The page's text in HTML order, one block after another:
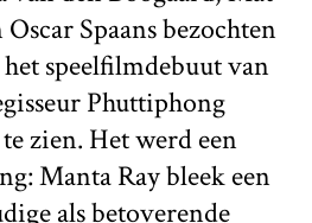
Spaans bezochten
speelfilmdebuut van
Phuttiphong
zien. Het werd een
Manta Ray bleek een
als betoverende